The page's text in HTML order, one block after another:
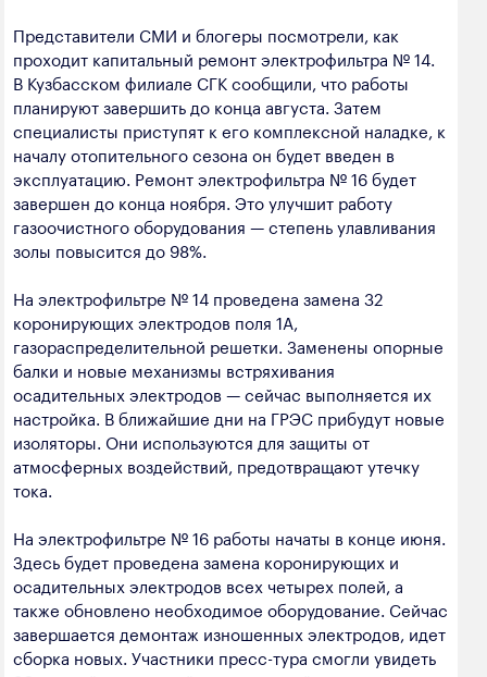
Представители СМИ и блогеры посмотрели, как
проходит капитальный ремонт электрофильтра № 14.
В Кузбасском филиале СГК сообщили, что работы
планируют завершить до конца августа. Затем
специалисты приступят к его комплексной наладке, к
началу отопительного сезона он будет введен в
эксплуатацию. Ремонт электрофильтра № 16 будет
завершен до конца ноября. Это улучшит работу
газоочистного оборудования — степень улавливания
золы повысится до 98%.
На электрофильтре № 14 проведена замена 32
коронирующих электродов поля 1А,
газораспределительной решетки. Заменены опорные
балки и новые механизмы встряхивания
осадительных электродов — сейчас выполняется их
настройка. В ближайшие дни на ГРЭС прибудут новые
изоляторы. Они используются для защиты от
атмосферных воздействий, предотвращают утечку
тока.
На электрофильтре № 16 работы начаты в конце июня.
Здесь будет проведена замена коронирующих и
осадительных электродов всех четырех полей, а
также обновлено необходимое оборудование. Сейчас
завершается демонтаж изношенных электродов, идет
сборка новых. Участники пресс-тура смогли увидеть